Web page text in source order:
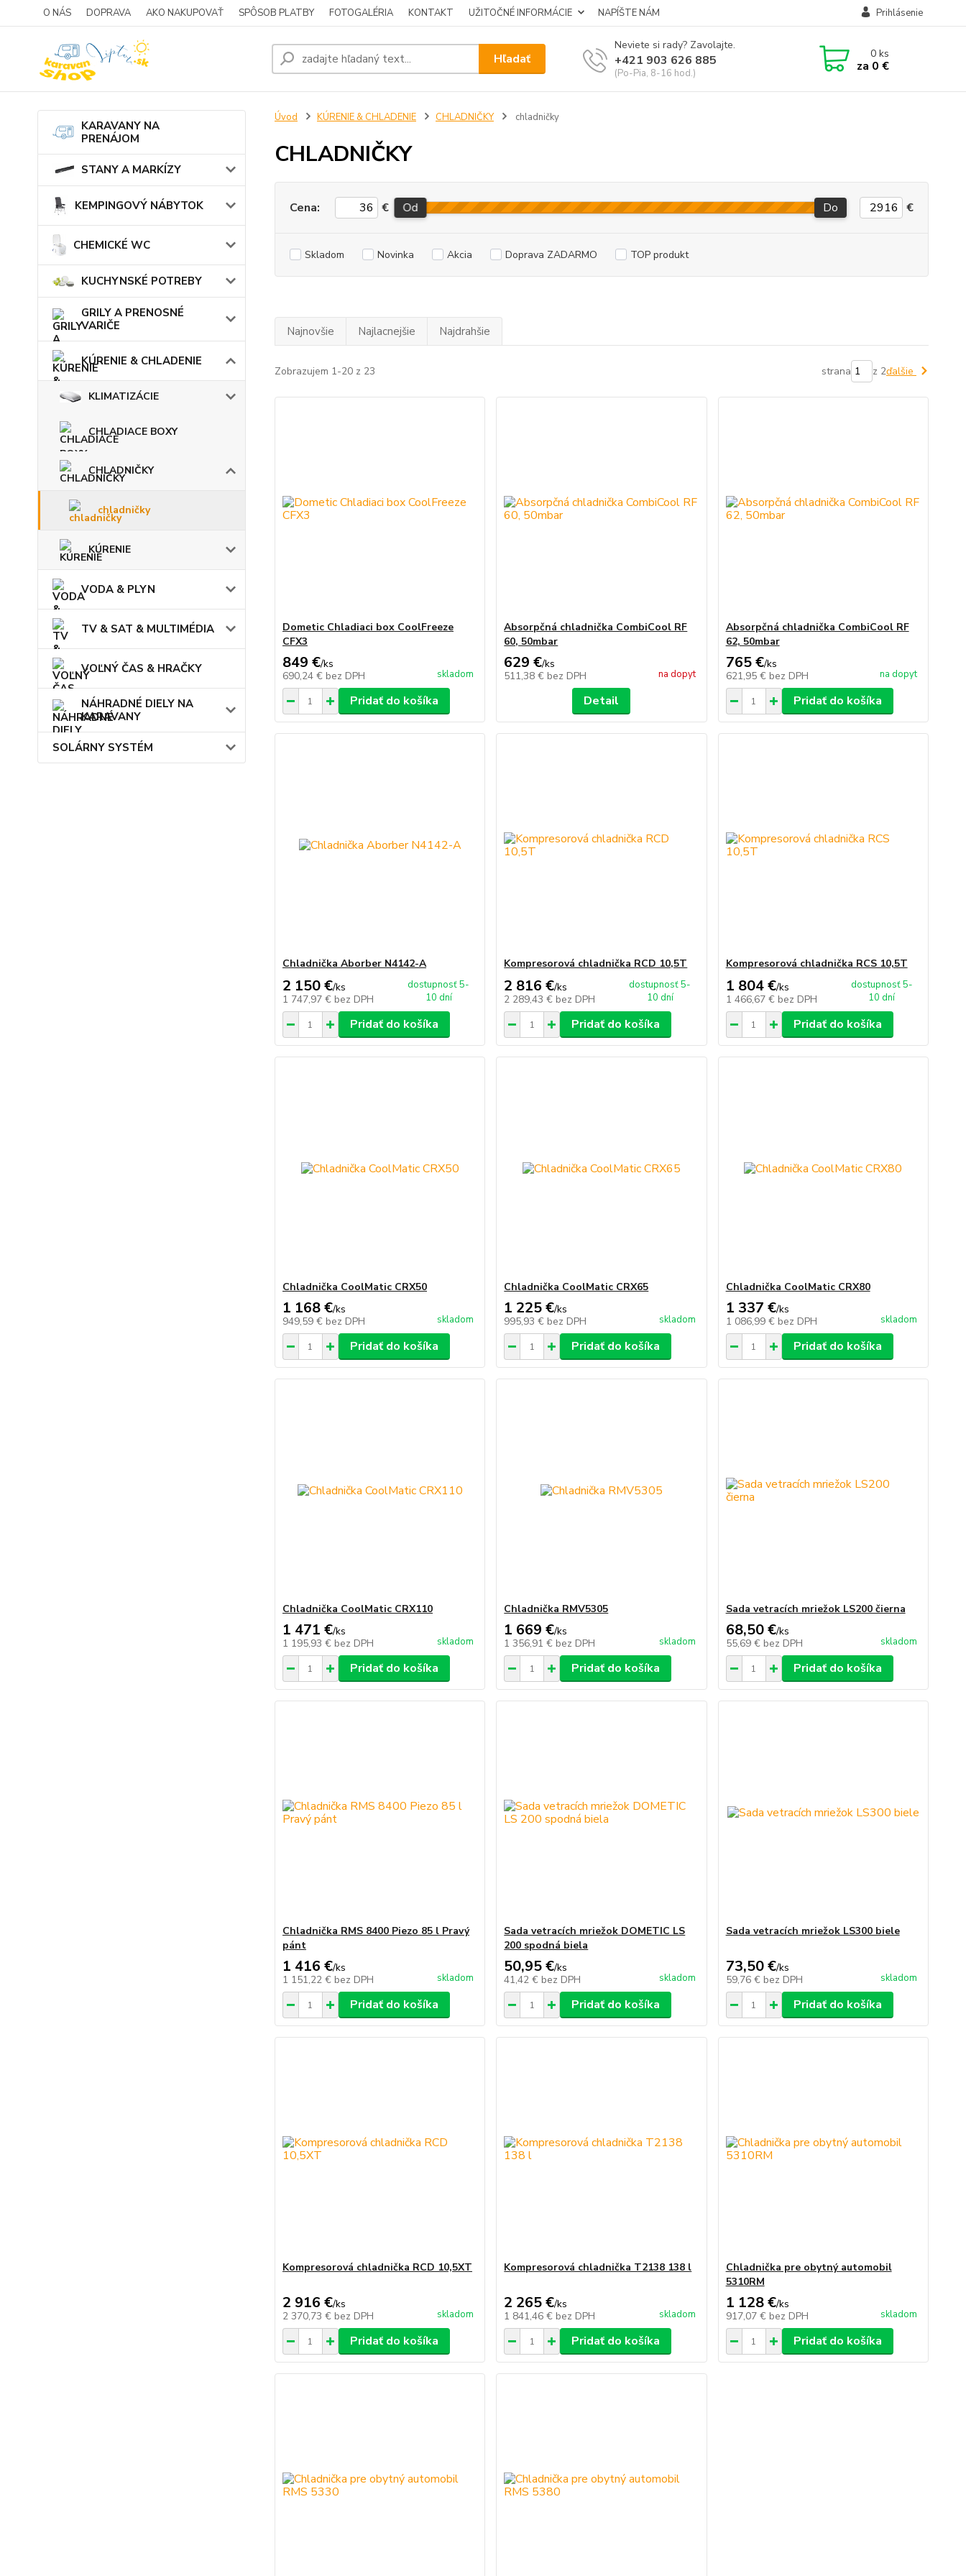
O NÁS DOPRAVA AKO NAKUPOVAŤ SPÔSOB PLATBY FOTOGALÉRIA KONTAKT UŽITOČNÉ INFORMÁCIE NAPÍŠTE NÁM Prihlásenie
Hľadať
Neviete si rady? Zavolajte.
+421 903 626 885
(Po-Pia, 8-16 hod.)
0ks
za 0 €
KARAVANY NA
PRENÁJOM
STANY A MARKÍZY
KEMPINGOVÝ NÁBYTOK
CHEMICKÉ WC
KUCHYNSKÉ POTREBY
GRILY A PRENOSNÉ
VARIČE
KÚRENIE & CHLADENIE
KLIMATIZÁCIE
CHLADIACE BOXY
CHLADNIČKY
chladničky
KÚRENIE
VODA & PLYN
TV & SAT & MULTIMÉDIA
VOĽNÝ ČAS & HRAČKY
NÁHRADNÉ DIELY NA
KARAVANY
SOLÁRNY SYSTÉM
Úvod KÚRENIE & CHLADENIE CHLADNIČKY chladničky
CHLADNIČKY
Cena: € Od Do €
Skladom Novinka Akcia Doprava ZADARMO TOP produkt
Najnovšie Najlacnejšie Najdrahšie
Zobrazujem 1-20 z 23 strana z 2ďalšie
Dometic Chladiaci box CoolFreeze
CFX3
849 €/ks
690,24 € bez DPH skladom
Pridať do košíka
Absorpčná chladnička CombiCool RF
60, 50mbar
629 €/ks
511,38 € bez DPH na dopyt
Detail
Absorpčná chladnička CombiCool RF
62, 50mbar
765 €/ks
621,95 € bez DPH na dopyt
Pridať do košíka
Chladnička Aborber N4142-A
2 150 €/ks
1 747,97 € bez DPH
dostupnosť 5-
10 dní
Pridať do košíka
Kompresorová chladnička RCD 10,5T
2 816 €/ks
2 289,43 € bez DPH
dostupnosť 5-
10 dní
Pridať do košíka
Kompresorová chladnička RCS 10,5T
1 804 €/ks
1 466,67 € bez DPH
dostupnosť 5-
10 dní
Pridať do košíka
Chladnička CoolMatic CRX50
1 168 €/ks
949,59 € bez DPH skladom
Pridať do košíka
Chladnička CoolMatic CRX65
1 225 €/ks
995,93 € bez DPH skladom
Pridať do košíka
Chladnička CoolMatic CRX80
1 337 €/ks
1 086,99 € bez DPH skladom
Pridať do košíka
Chladnička CoolMatic CRX110
1 471 €/ks
1 195,93 € bez DPH skladom
Pridať do košíka
Chladnička RMV5305
1 669 €/ks
1 356,91 € bez DPH skladom
Pridať do košíka
Sada vetracích mriežok LS200 čierna
68,50 €/ks
55,69 € bez DPH skladom
Pridať do košíka
Chladnička RMS 8400 Piezo 85 l Pravý
pánt
1 416 €/ks
1 151,22 € bez DPH skladom
Pridať do košíka
Sada vetracích mriežok DOMETIC LS
200 spodná biela
50,95 €/ks
41,42 € bez DPH skladom
Pridať do košíka
Sada vetracích mriežok LS300 biele
73,50 €/ks
59,76 € bez DPH skladom
Pridať do košíka
Kompresorová chladnička RCD 10,5XT
2 916 €/ks
2 370,73 € bez DPH skladom
Pridať do košíka
Kompresorová chladnička T2138 138 l
2 265 €/ks
1 841,46 € bez DPH skladom
Pridať do košíka
Chladnička pre obytný automobil
5310RM
1 128 €/ks
917,07 € bez DPH skladom
Pridať do košíka